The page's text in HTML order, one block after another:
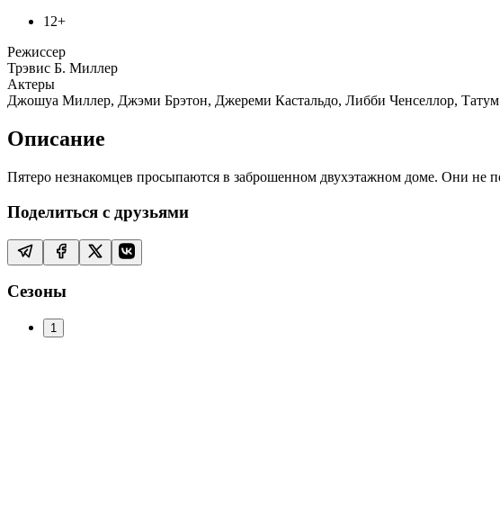
12+
Режиссер
Трэвис Б. Миллер
Актеры
Джошуа Миллер, Джэми Брэтон, Джереми Кастальдо, Либби Ченселлор,
Описание
Пятеро незнакомцев просыпаются в заброшенном двухэтажном доме. Они не
Поделиться с друзьями
Сезоны
1